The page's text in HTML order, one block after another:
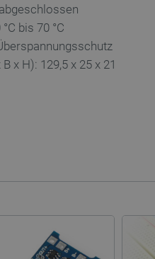
bis 70 °C
x H): 129,5 x 25 x 21
botland.de